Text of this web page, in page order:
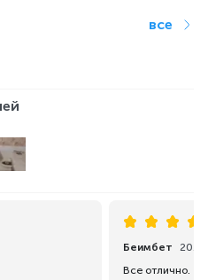
все
Беимбет
Все отлично.